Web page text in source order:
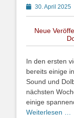
Posted
on
30. April 2025
Neue
In den ersten
bereits einige
Sound und
nächsten
einige
Weiterlesen …